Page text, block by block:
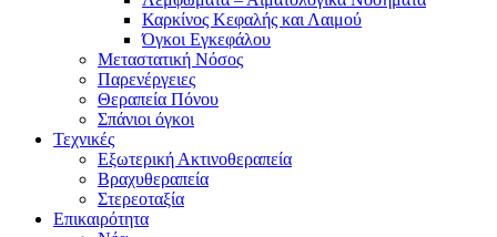
Καρκίνος Κεφαλής και Λαιμού
Όγκοι Εγκεφάλου
Μεταστατική Νόσος
Παρενέργειες
Θεραπεία Πόνου
Σπάνιοι όγκοι
Τεχνικές
Εξωτερική Ακτινοθεραπεία
Βραχυθεραπεία
Στερεοταξία
Επικαιρότητα